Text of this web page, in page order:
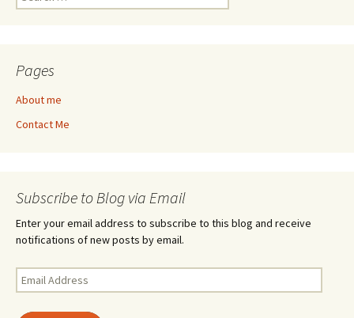
for:
Pages
About me
Contact Me
Subscribe to Blog via Email
Enter your email address to subscribe to this blog and receive
notifications of new posts by email.
Email
Address